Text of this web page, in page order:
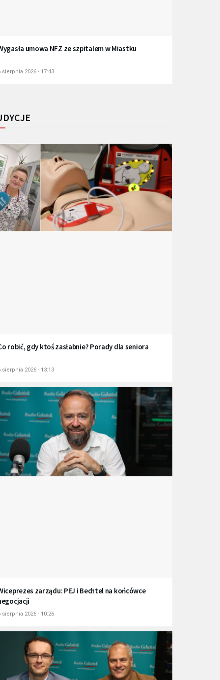
umowa NFZ ze szpitalem w Miastku
sierpnia 2026 - 17:43
robić, gdy ktoś zasłabnie? Porady dla seniora
sierpnia 2026 - 13:13
zarządu: PEJ i Bechtel na końcówce
sierpnia 2026 - 10:26